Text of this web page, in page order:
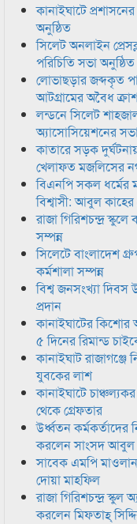
কানাইঘাটে
অনুষ্ঠিত
সিলেট অনলাইন
পরিচিতি সভা অনুষ্ঠিত
লোভাছড়ার জব্দকৃত
আটগ্রামের অবৈধ
লন্ডনে সিলেট
অ্যাসোসিয়েশনের
কাতারে সড়ক
খেলাফত মজলিসের
বিএনপি সকল ধর্মের
বিশ্বাসী: আবুল
রাজা গিরিশচন্দ্র
সম্পন্ন
সিলেটে বাংলাদেশ
কর্মশালা সম্পন্ন
বিশ্ব জনসংখ্যা
প্রদান
কানাইঘাটের
৫ দিনের রিমান্ড
কানাইঘাট
যুবকের লাশ
কানাইঘাটে
থেকে গ্রেফতার
উর্ধ্বতন কর্মকর্তাদের
করলেন সাংসদ আবুল
সাবেক এমপি
দোয়া মাহফিল
রাজা গিরিশচন্দ্র
করলেন মিফতাহ্